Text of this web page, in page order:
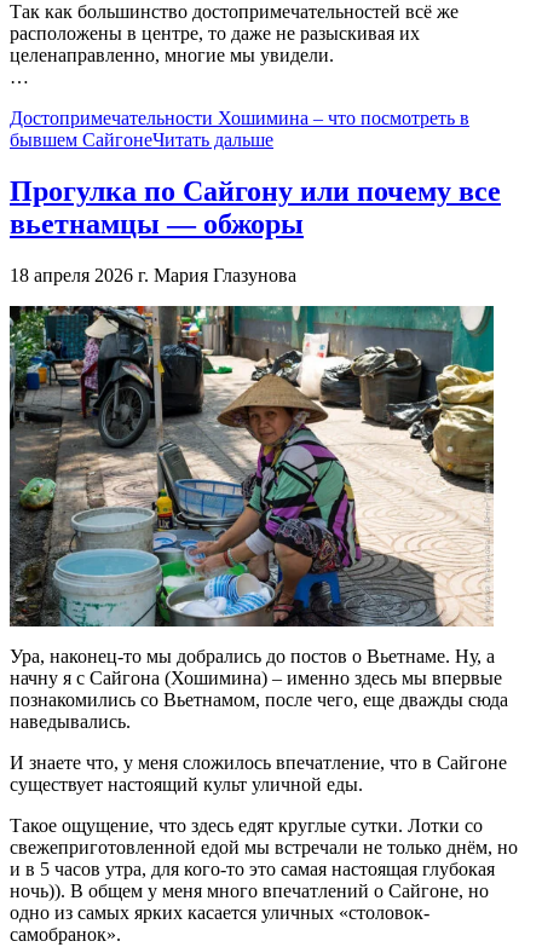
Так как большинство достопримечательностей всё же
расположены в центре, то даже не разыскивая их
целенаправленно, многие мы увидели.
…
Достопримечательности Хошимина – что посмотреть в
бывшем СайгонеЧитать дальше
Прогулка по Сайгону или почему все
вьетнамцы — обжоры
18 апреля 2026 г. Мария Глазунова
Ура, наконец-то мы добрались до постов о Вьетнаме. Ну, а
начну я с Сайгона (Хошимина) – именно здесь мы впервые
познакомились со Вьетнамом, после чего, еще дважды сюда
наведывались.
И знаете что, у меня сложилось впечатление, что в Сайгоне
существует настоящий культ уличной еды.
Такое ощущение, что здесь едят круглые сутки. Лотки со
свежеприготовленной едой мы встречали не только днём, но
и в 5 часов утра, для кого-то это самая настоящая глубокая
ночь)). В общем у меня много впечатлений о Сайгоне, но
одно из самых ярких касается уличных «столовок-
самобранок».